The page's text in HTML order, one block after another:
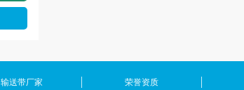
输送带厂家 荣誉资质